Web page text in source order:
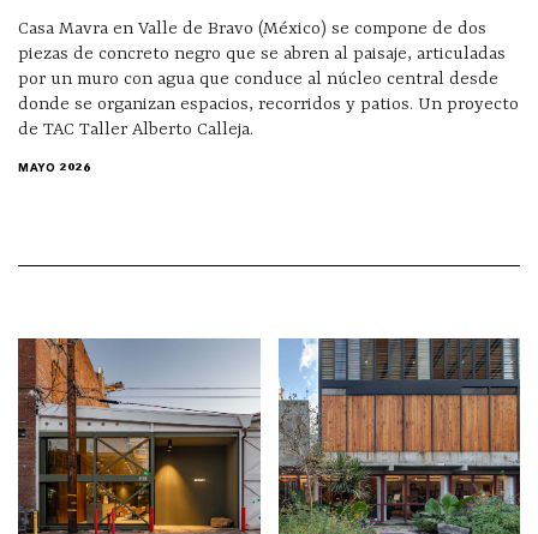
Casa Mavra en Valle de Bravo (México) se compone de dos
piezas de concreto negro que se abren al paisaje, articuladas
por un muro con agua que conduce al núcleo central desde
donde se organizan espacios, recorridos y patios. Un proyecto
de TAC Taller Alberto Calleja.
MAYO 2026